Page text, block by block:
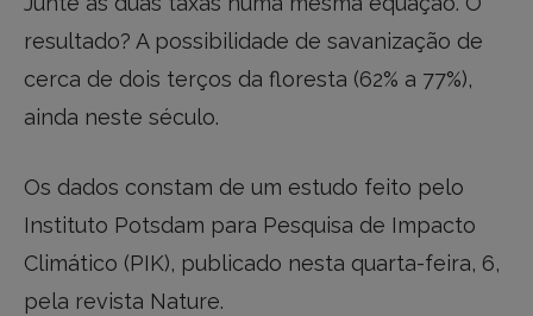
resultado? A possibilidade de savanização de
cerca de dois terços da floresta (62% a 77%),
ainda neste século.
Os dados constam de um estudo feito pelo
Instituto Potsdam para Pesquisa de Impacto
Climático (PIK), publicado nesta quarta-feira, 6,
pela revista Nature.